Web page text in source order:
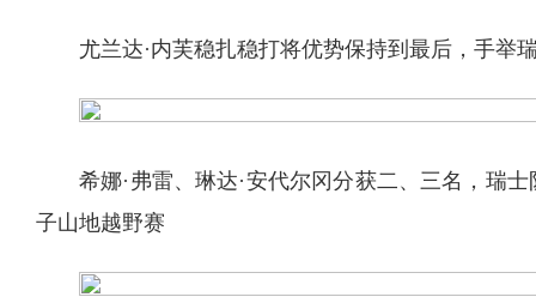
尤兰达·内芙稳扎稳打将优势保持到最后，手举
希娜·弗雷、琳达·安代尔冈分获二、三名，瑞
子山地越野赛